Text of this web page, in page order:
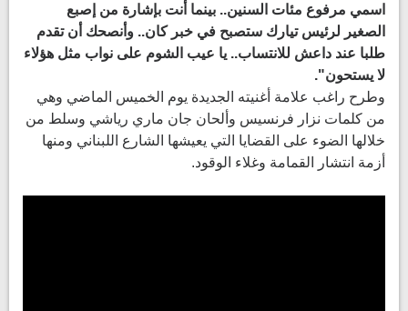
اسمي مرفوع مئات السنين.. بينما أنت بإشارة من إصبع
الصغير لرئيس تيارك ستصبح في خبر كان.. وأنصحك أن تقدم
طلبا عند داعش للانتساب.. يا عيب الشوم على نواب مثل هؤلاء
لا يستحون".
​وطرح راغب علامة أغنيته الجديدة يوم الخميس الماضي وهي
من كلمات نزار فرنسيس وألحان جان ماري رياشي وسلط من
خلالها الضوء على القضايا التي يعيشها الشارع اللبناني ومنها
أزمة انتشار القمامة وغلاء الوقود.